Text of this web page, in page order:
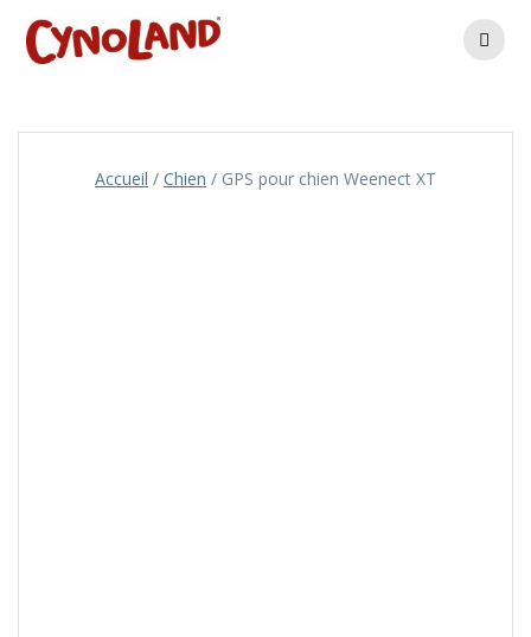
Accueil / Chien / GPS pour chien Weenect XT